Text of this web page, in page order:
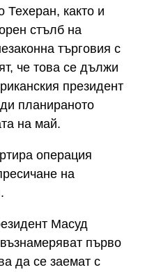
Техеран, както и
стълб на
търговия с
че това се дължи
президент
планираното
на май.
операция
на
Масуд
първо
да се заемат с